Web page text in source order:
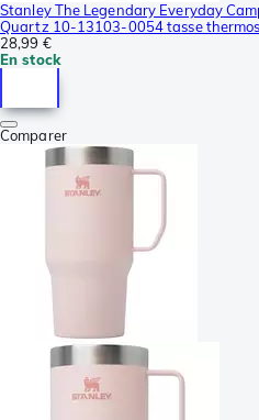
Stanley The Legendary Everyday
Quartz 10-13103-0054 tasse
28,99 €
En stock
Comparer